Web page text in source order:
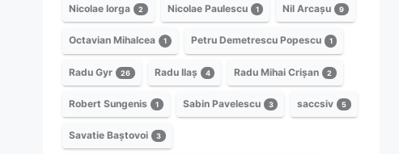
Nicolae Iorga 2 Nicolae Paulescu 1 Nil Arcașu 9
Octavian Mihalcea 1 Petru Demetrescu Popescu 1
Radu Gyr 26 Radu Ilaș 4 Radu Mihai Crișan 2
Robert Sungenis 1 Sabin Pavelescu 3 saccsiv 5
Savatie Baștovoi 3